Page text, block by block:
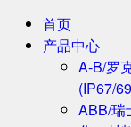
首页
产品中心
A-B/罗
(IP67/
ABB/瑞